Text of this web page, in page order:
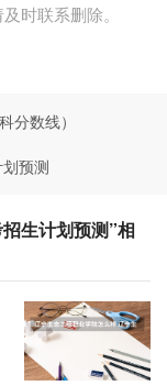
时联系删除。
分数线）
预测
生计划预测”相